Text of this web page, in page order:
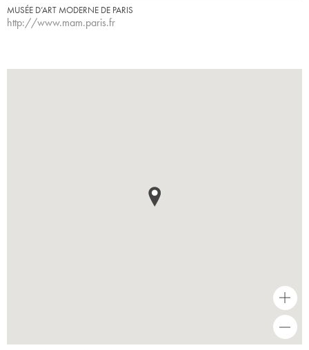
MUSÉE D’ART MODERNE DE PARIS
http://www.mam.paris.fr
-